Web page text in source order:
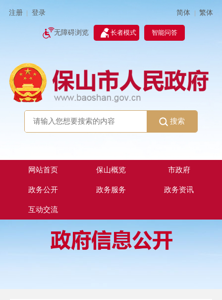
注册 登录 简体 | 繁体
无障碍浏览 长者模式 智能问答
搜索
网站首页 保山概览 市政府
政务公开 政务服务 政务资讯
互动交流